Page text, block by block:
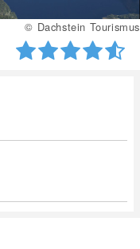
© Dachstein Tourismus